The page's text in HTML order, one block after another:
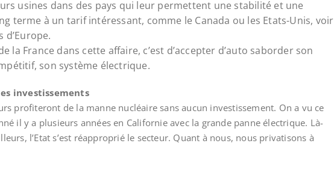
usines dans des pays qui leur permettent une stabilité et une
terme à un tarif intéressant, comme le Canada ou les Etats-Unis, voir
d’Europe.
la France dans cette affaire, c’est d’accepter d’auto saborder son
son système électrique.
investissements
profiteront de la manne nucléaire sans aucun investissement. On a vu ce
il y a plusieurs années en Californie avec la grande panne électrique. Là-
l’Etat s’est réapproprié le secteur. Quant à nous, nous privatisons à